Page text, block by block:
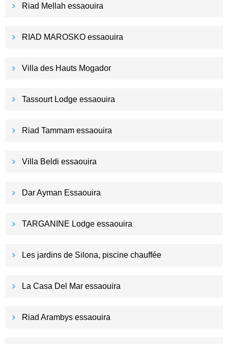
Riad Mellah essaouira
RIAD MAROSKO essaouira
Villa des Hauts Mogador
Tassourt Lodge essaouira
Riad Tammam essaouira
Villa Beldi essaouira
Dar Ayman Essaouira
TARGANINE Lodge essaouira
Les jardins de Silona, piscine chauffée
La Casa Del Mar essaouira
Riad Arambys essaouira